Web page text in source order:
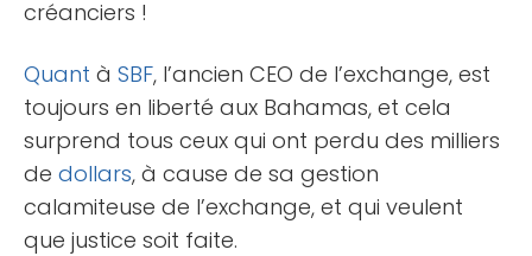
créanciers !
Quant à SBF, l’ancien CEO de l’exchange, est
toujours en liberté aux Bahamas, et cela
surprend tous ceux qui ont perdu des milliers
de dollars, à cause de sa gestion
calamiteuse de l’exchange, et qui veulent
que justice soit faite.